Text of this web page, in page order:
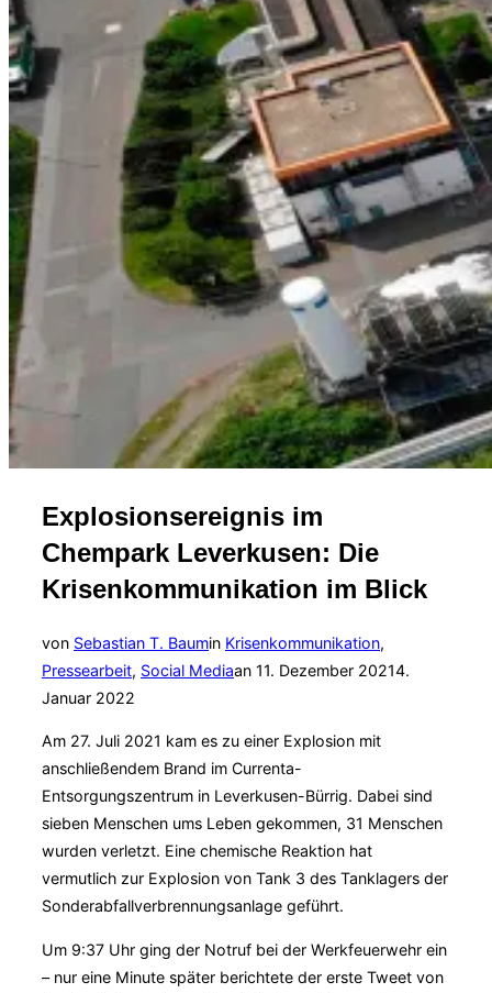
Explosionsereignis im
Chempark Leverkusen: Die
Krisenkommunikation im Blick
von Sebastian T. Baumin Krisenkommunikation,
Pressearbeit, Social Mediaan Veröffentlicht
11. Dezember 20214.
Januar 2022
Am 27. Juli 2021 kam es zu einer Explosion mit
anschließendem Brand im Currenta-
Entsorgungszentrum in Leverkusen-Bürrig. Dabei sind
sieben Menschen ums Leben gekommen, 31 Menschen
wurden verletzt. Eine chemische Reaktion hat
vermutlich zur Explosion von Tank 3 des Tanklagers der
Sonderabfallverbrennungsanlage geführt.
Um 9:37 Uhr ging der Notruf bei der Werkfeuerwehr ein
– nur eine Minute später berichtete der erste Tweet von